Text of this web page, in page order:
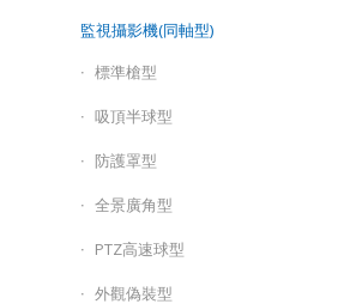
監視攝影機(同軸型)
標準槍型
吸頂半球型
防護罩型
全景廣角型
PTZ高速球型
外觀偽裝型